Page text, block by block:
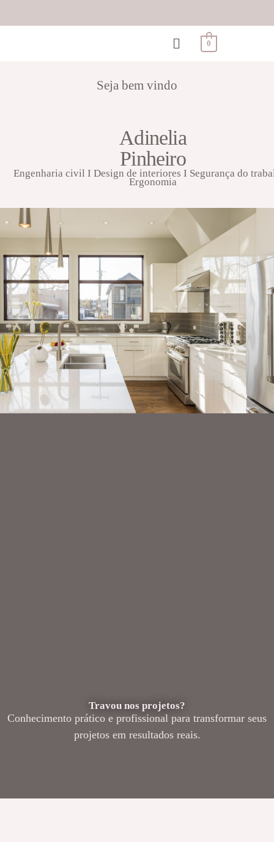
0
Seja bem vindo
Adinelia
Pinheiro
Engenharia civil I Design de interiores I Segurança do
Ergonomia
Travou nos projetos?
Conhecimento prático e profissional para transformar seus
projetos em resultados reais.